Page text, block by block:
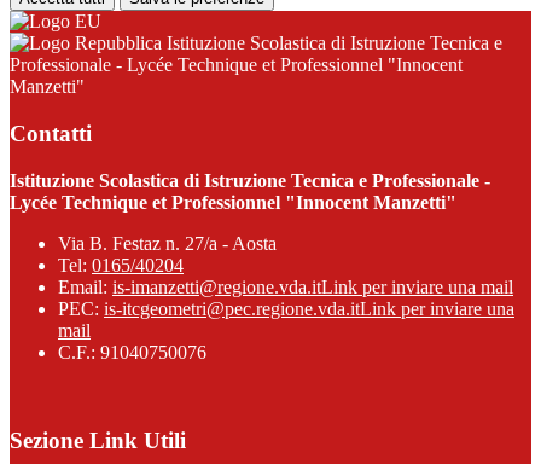
Istituzione Scolastica di Istruzione Tecnica e
Professionale - Lycée Technique et Professionnel "Innocent
Manzetti"
Contatti
Istituzione Scolastica di Istruzione Tecnica e Professionale -
Lycée Technique et Professionnel "Innocent Manzetti"
Via B. Festaz n. 27/a - Aosta
Tel: 0165/40204
Email: is-imanzetti@regione.vda.itLink per inviare una mail
PEC: is-itcgeometri@pec.regione.vda.itLink per inviare una
mail
C.F.: 91040750076
Sezione Link Utili